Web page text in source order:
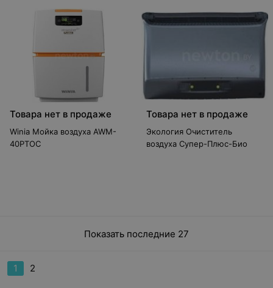
Товара нет в продаже
Winia Мойка воздуха AWM-
40PTOC
Товара нет в продаже
Экология Очиститель
воздуха Супер-Плюс-Био
Показать последние 27
1 2